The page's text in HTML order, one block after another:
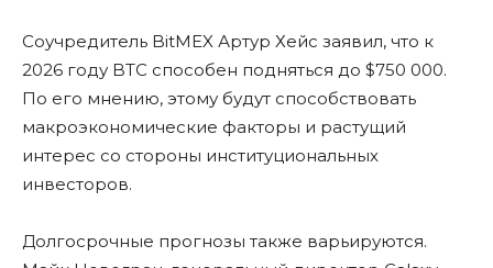
Соучредитель BitMEX Артур Хейс заявил, что к
2026 году BTC способен подняться до $750 000.
По его мнению, этому будут способствовать
макроэкономические факторы и растущий
интерес со стороны институциональных
инвесторов.
Долгосрочные прогнозы также варьируются.